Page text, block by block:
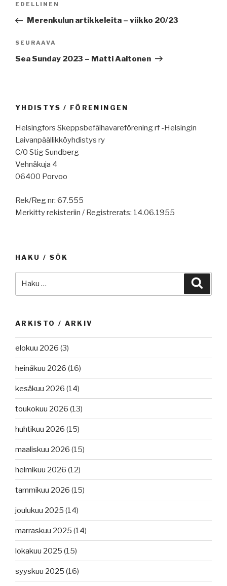
Edellinen
artikkeli
EDELLINEN
Merenkulun artikkeleita – viikko 20/23
Seuraava
artikkeli
SEURAAVA
Sea Sunday 2023 – Matti Aaltonen
YHDISTYS / FÖRENINGEN
Helsingfors Skeppsbefälhavareförening rf -Helsingin
Laivanpäällikköyhdistys ry
C/0 Stig Sundberg
Vehnäkuja 4
06400 Porvoo
Rek/Reg nr: 67.555
Merkitty rekisteriin / Registrerats: 14.06.1955
HAKU / SÖK
ARKISTO / ARKIV
elokuu 2026 (3)
heinäkuu 2026 (16)
kesäkuu 2026 (14)
toukokuu 2026 (13)
huhtikuu 2026 (15)
maaliskuu 2026 (15)
helmikuu 2026 (12)
tammikuu 2026 (15)
joulukuu 2025 (14)
marraskuu 2025 (14)
lokakuu 2025 (15)
syyskuu 2025 (16)